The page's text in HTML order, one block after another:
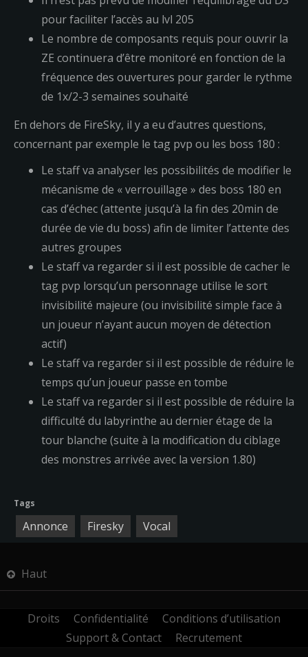
pour faciliter l’accès au lvl 205
Le nombre de composants requis pour ouvrir la
ZE continuera d’être monitoré en fonction de la
fréquence des ouvertures pour garder le rythme
de 1x/2-3 semaines souhaité
En dehors de FireSky, il y a eu d’autres questions,
concernant par exemple le tag pvp ou les boss 180 :
Le staff va analyser les possibilités de modifier le
mécanisme de « verrouillage » des boss 180 en
cas d’échec (attente jusqu’à la fin des 20min de
durée de vie du boss) afin de limiter l’attente des
autres groupes
Le staff va regarder si il est possible de cacher le
tag pvp lorsqu’un personnage utilise le sort
invisibilité majeure (ou invisibilité simple face à
un joueur n’ayant aucun moyen de détection
actif)
Le staff va regarder si il est possible de réduire le
temps qu’un joueur passe en tombe
Le staff va regarder si il est possible de réduire la
difficulté du labyrinthe au dernier étage de la
tour blanche (suite à la modification du ciblage
des monstres arrivée avec la version 1.80)
Tags
Annonce Firesky Vocal
Haut
Droits Confidentialité
Conditions d’utilisation
Support & Contact
Recrutement